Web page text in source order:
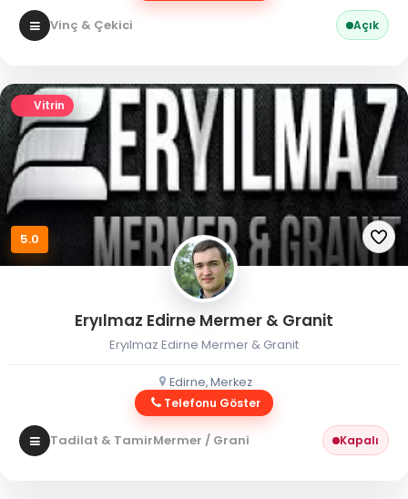
Vinç & Çekici Açık
Vitrin
5.0
Eryılmaz Edirne Mermer & Granit
Eryılmaz Edirne Mermer & Granit
Edirne, Merkez
Telefonu Göster
Tadilat & TamirMermer / Granit Kapalı